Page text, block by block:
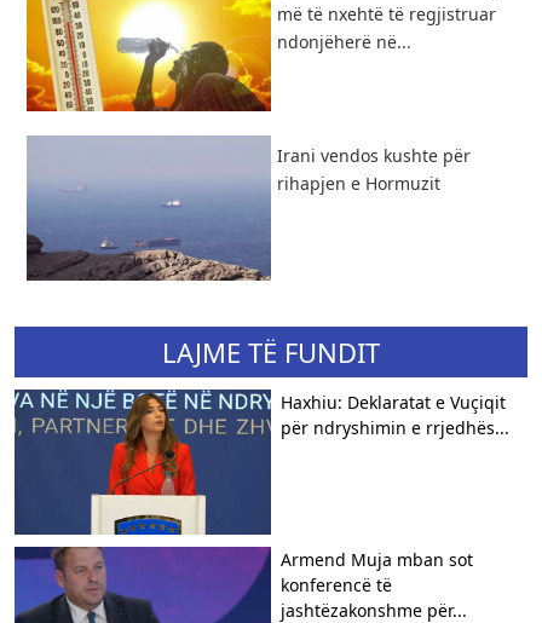
më të nxehtë të regjistruar
ndonjëherë në...
Irani vendos kushte për
rihapjen e Hormuzit
LAJME TË FUNDIT
Haxhiu: Deklaratat e Vuçiqit
për ndryshimin e rrjedhës...
Armend Muja mban sot
konferencë të
jashtëzakonshme për...